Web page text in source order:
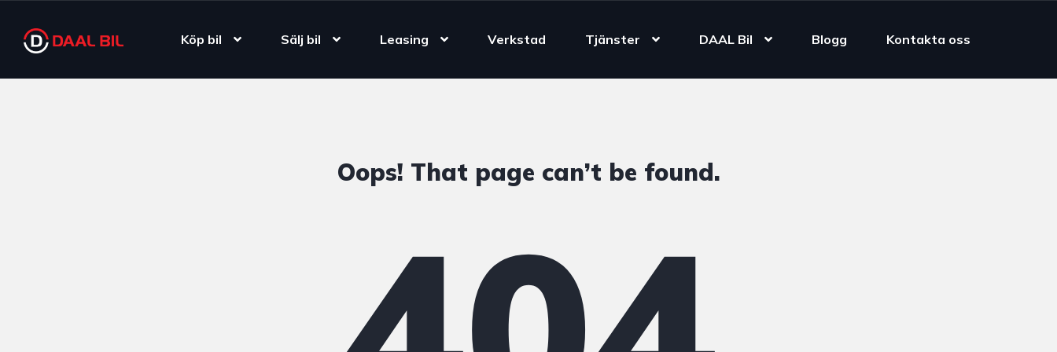
Köp bil Sälj bil Leasing Verkstad Tjänster DAAL Bil Blogg Kontakta oss
Oops! That page can’t be found.